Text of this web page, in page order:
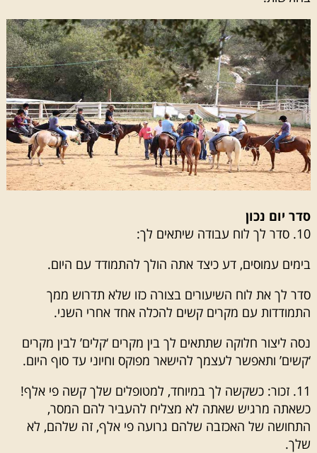
סדר יום נכון
10. סדר לך לוח עבודה שיתאים לך:
בימים עמוסים, דע כיצד אתה הולך להתמודד עם היום.
סדר לך את לוח השיעורים בצורה כזו שלא תדרוש ממך
התמודדות עם מקרים קשים להכלה אחד אחרי השני.
נסה ליצור חלוקה שתתאים לך בין מקרים ‘קלים’ לבין מקרים
‘קשים’ ותאפשר לעצמך להישאר מפוקס וחיוני עד סוף היום.
11. זכור: כשקשה לך במיוחד, למטופלים שלך קשה פי אלף!
כשאתה מרגיש שאתה לא מצליח להעביר להם המסר,
התחושה של האכזבה שלהם גרועה פי אלף, זה שלהם, לא
שלך.